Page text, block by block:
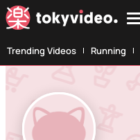
Trending Videos Running